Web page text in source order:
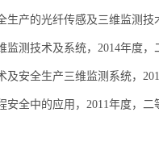
生产的光纤传感及三维监测技
测技术及系统， 2014年度，
安全生产三维监测系统，
全中的应用， 2011年度，二